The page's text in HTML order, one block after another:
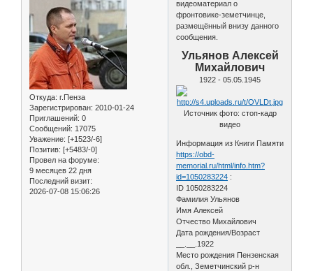
Откуда: г.Пенза
Зарегистрирован: 2010-01-24
Приглашений: 0
Сообщений: 17075
Уважение: [+1523/-6]
Позитив: [+5483/-0]
Провел на форуме:
9 месяцев 22 дня
Последний визит:
2026-07-08 15:06:26
видеоматериал о
фронтовике-земетчинце,
размещённый внизу данного
сообщения.
Ульянов Алексей
Михайлович
1922 - 05.05.1945
Источник фото: стоп-кадр
видео
Информация из Книги Памяти
https://obd-
memorial.ru/html/info.htm?
id=1050283224 :
ID 1050283224
Фамилия Ульянов
Имя Алексей
Отчество Михайлович
Дата рождения/Возраст
__.__.1922
Место рождения Пензенская
обл., Земетчинский р-н